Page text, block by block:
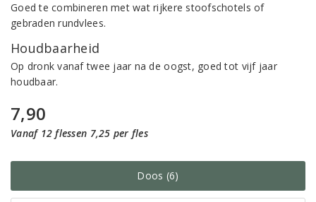
Goed te combineren met wat rijkere stoofschotels of
gebraden rundvlees.
Houdbaarheid
Op dronk vanaf twee jaar na de oogst, goed tot vijf jaar
houdbaar.
7,90
Vanaf 12 flessen 7,25 per fles
Doos (6)